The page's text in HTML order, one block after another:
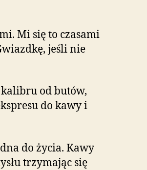
Mi się to czasami
jeśli nie
kalibru od butów,
do kawy i
do życia. Kawy
trzymając się